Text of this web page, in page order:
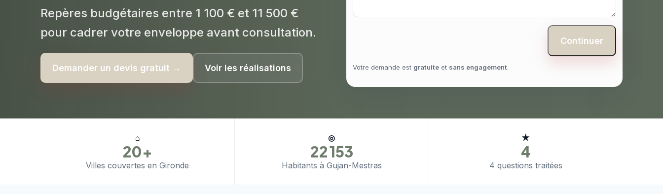
Repères budgétaires entre 1 100 € et 11 500 €
pour cadrer votre enveloppe avant consultation.
Demander un devis gratuit → Voir les réalisations
Continuer
Votre demande est gratuite et sans engagement.
⌂
20+
Villes couvertes en Gironde
◎
22 153
Habitants à Gujan-Mestras
★
4
4 questions traitées